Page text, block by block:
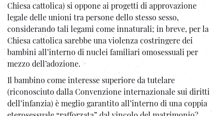
Chiesa cattolica) si oppone ai progetti di approvazione
legale delle unioni tra persone dello stesso sesso,
considerando tali legami come innaturali; in breve, per la
Chiesa cattolica sarebbe una violenza costringere dei
bambini all’interno di nuclei familiari omosessuali per
mezzo dell’adozione.
Il bambino come interesse superiore da tutelare
(riconosciuto dalla Convenzione internazionale sui diritti
dell’infanzia) è meglio garantito all’interno di una coppia